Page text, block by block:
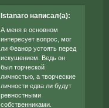
Istanaro написал(а):
А меня в основном
интересует вопрос, мог
ли Феанор устоять перед
искушением. Ведь он
был торческой
личностью, а творческие
личности едва ли будут
ревностными
собственниками.